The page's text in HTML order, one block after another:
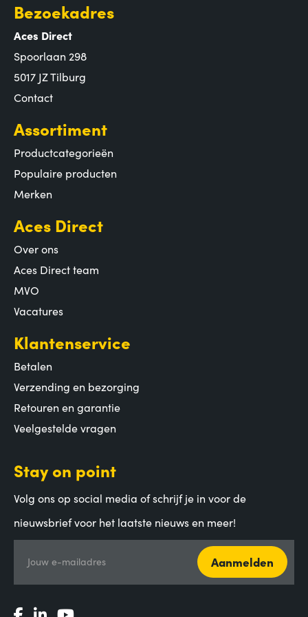
Bezoekadres
Aces Direct
Spoorlaan 298
5017 JZ Tilburg
Contact
Assortiment
Productcategorieën
Populaire producten
Merken
Aces Direct
Over ons
Aces Direct team
MVO
Vacatures
Klantenservice
Betalen
Verzending en bezorging
Retouren en garantie
Veelgestelde vragen
Stay on point
Volg ons op social media of schrijf je in voor de
nieuwsbrief voor het laatste nieuws en meer!
Jouw e-mailadres Aanmelden